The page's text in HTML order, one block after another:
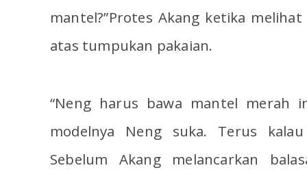
mantel?”Protes Akang ketika
atas tumpukan pakaian.
“Neng harus bawa mantel merah
modelnya Neng suka. Terus
Sebelum Akang melancarkan